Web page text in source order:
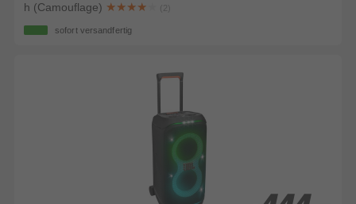
h (Camouflage)
(2)
sofort versandfertig